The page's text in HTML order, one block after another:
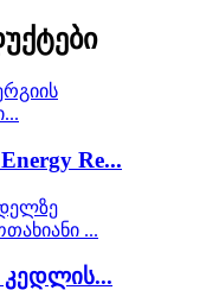
Re...
კედლის...